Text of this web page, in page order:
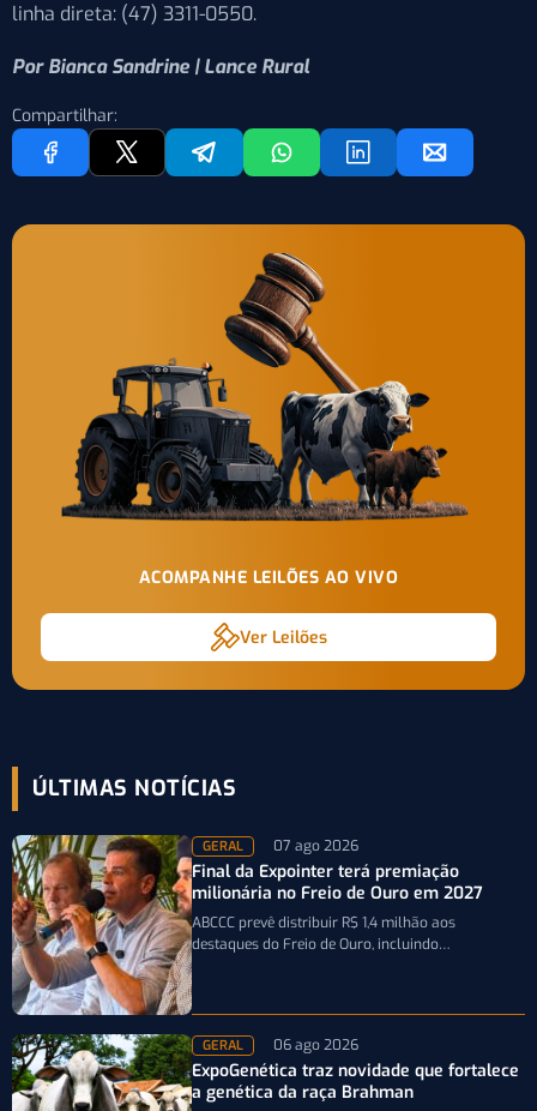
linha direta: (47) 3311-0550.
Por Bianca Sandrine | Lance Rural
Compartilhar:
ACOMPANHE LEILÕES AO VIVO
Ver Leilões
ÚLTIMAS NOTÍCIAS
GERAL 07 ago 2026
Final da Expointer terá premiação
milionária no Freio de Ouro em 2027
ABCCC prevê distribuir R$ 1,4 milhão aos
destaques do Freio de Ouro, incluindo
GERAL 06 ago 2026
ExpoGenética traz novidade que fortalece
a genética da raça Brahman